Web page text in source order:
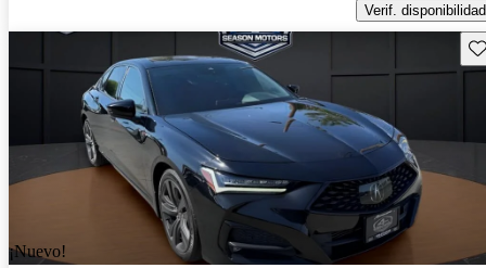
Verif. disponibilidad
¡Nuevo!